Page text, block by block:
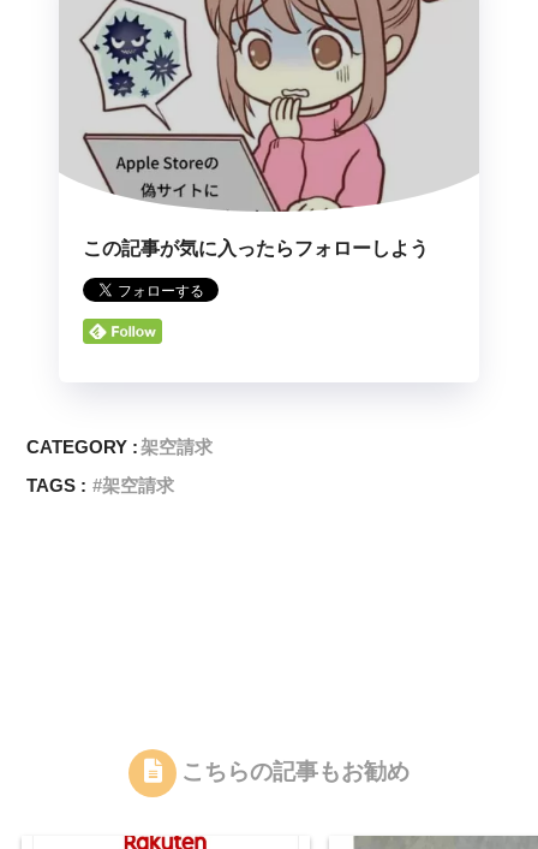
この記事が気に入ったらフォローしよう
CATEGORY :架空請求
TAGS :
架空請求
こちらの記事もお勧め